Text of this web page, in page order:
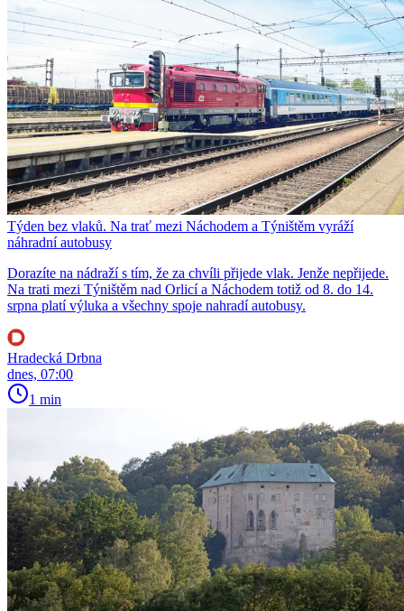
Týden bez vlaků. Na trať mezi Náchodem a Týništěm vyráží
náhradní autobusy
Dorazíte na nádraží s tím, že za chvíli přijede vlak. Jenže nepřijede.
Na trati mezi Týništěm nad Orlicí a Náchodem totiž od 8. do 14.
srpna platí výluka a všechny spoje nahradí autobusy.
Hradecká Drbna
dnes, 07:00
1 min